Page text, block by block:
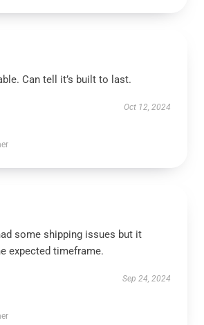
Can tell it’s built to last.
Oct 12, 2024
some shipping issues but it
expected timeframe.
Sep 24, 2024